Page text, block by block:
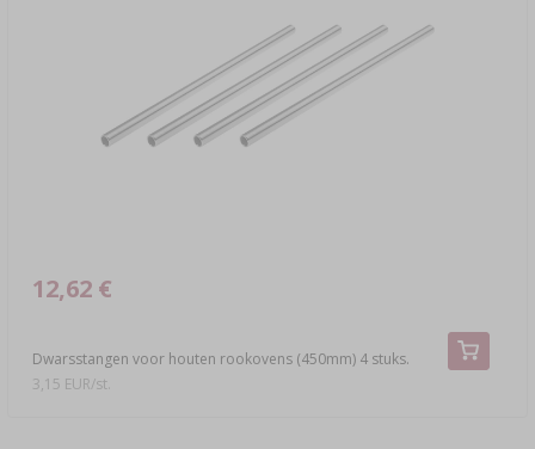
Dwarsstangen voor houten rookovens (450mm) 4 stuks.
12,62 €
3,15 EUR/st.